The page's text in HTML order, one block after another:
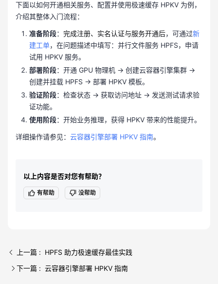
下面以如何开通相关服务、配置并使用极速缓存 HPKV 为例，
介绍其整体入门流程：
准备阶段： 完成注册、实名认证与服务开通后， 可通过新
建工单，在问题描述中填写：并行文件服务 HPFS，申请
试用 HPKV 服务。
部署阶段：开通 GPU 物理机 → 创建云容器引擎集群 →
创建并挂载 HPFS → 部署 HPKV 模板。
验证阶段：检查状态 → 获取访问地址 → 发送测试请求验
证功能。
使用阶段：开始业务推理，获得 HPKV 带来的性能提升。
详细操作请参见： 云容器引擎部署 HPKV 指南。
以上内容是否对您有帮助？
有帮助 没帮助
上一篇 : HPFS 助力极速缓存最佳实践
下一篇 : 云容器引擎部署 HPKV 指南